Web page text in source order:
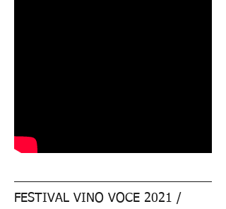
FESTIVAL VINO VOCE 2021 /